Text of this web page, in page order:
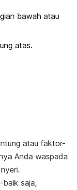
bawah atau
atas.
atau faktor-
Anda waspada
baik saja,